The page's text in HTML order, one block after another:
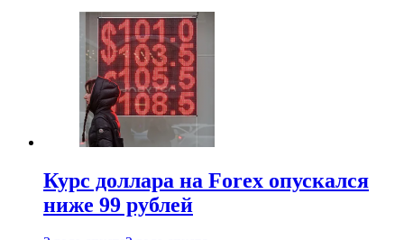
Курс доллара на Forex опускался
ниже 99 рублей